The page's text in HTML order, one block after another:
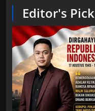
Editor's Pick